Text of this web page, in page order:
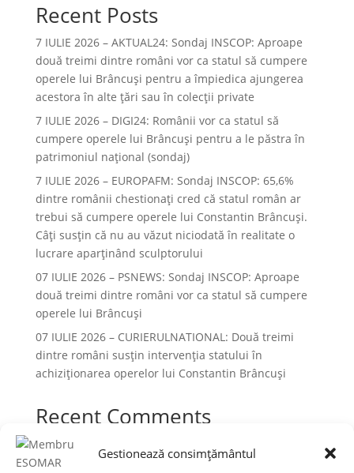
Gestionează consimțământul
Recent Posts
7 IULIE 2026 – AKTUAL24: Sondaj INSCOP: Aproape
două treimi dintre români vor ca statul să cumpere
operele lui Brâncuşi pentru a împiedica ajungerea
acestora în alte ţări sau în colecţii private
7 IULIE 2026 – DIGI24: Românii vor ca statul să
cumpere operele lui Brâncuși pentru a le păstra în
patrimoniul național (sondaj)
7 IULIE 2026 – EUROPAFM: Sondaj INSCOP: 65,6%
dintre românii chestionați cred că statul român ar
trebui să cumpere operele lui Constantin Brâncuși.
Câți susțin că nu au văzut niciodată în realitate o
lucrare aparținând sculptorului
07 IULIE 2026 – PSNEWS: Sondaj INSCOP: Aproape
două treimi dintre români vor ca statul să cumpere
operele lui Brâncuși
07 IULIE 2026 – CURIERULNATIONAL: Două treimi
dintre români susțin intervenția statului în
achiziționarea operelor lui Constantin Brâncuși
Recent Comments
Niciun comentariu de arătat.